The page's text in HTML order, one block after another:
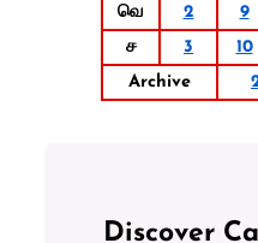
வெ
2 9
ச
3 10
Archive
Discover